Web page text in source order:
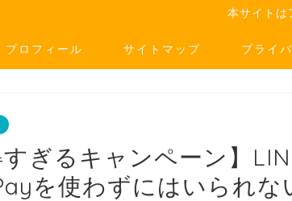
本サイトは
プロフィール サイトマップ プライ
すぎるキャンペーン】
を使わずにはいられな